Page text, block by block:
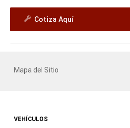
Cotiza Aquí
Mapa del Sitio
VEHÍCULOS